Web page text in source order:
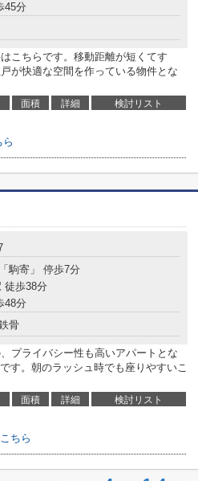
45分
こちらです。移動距離が短くてす
が快適な空間を作っている物件とな
面積 詳細 検討リスト
駒寄」 停歩7分
徒歩38分
48分
骨
プライバシー性も高いアパートとな
す。朝のラッシュ時でも座りやすいこ
面積 詳細 検討リスト
ちら